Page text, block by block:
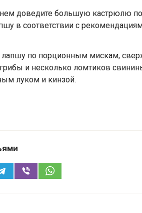
доведите большую кастрюлю
в соответствии с
лапшу по порционным мискам,
и несколько ломтиков
луком и кинзой.